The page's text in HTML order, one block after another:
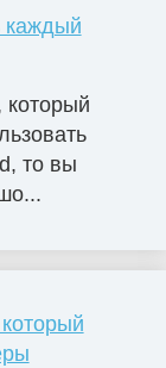
каждый
который
то вы